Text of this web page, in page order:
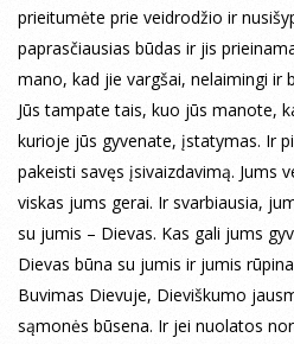
prieitumėte prie veidrodžio ir
paprasčiausias būdas ir jis
mano, kad jie vargšai, nelaimingi ir
Jūs tampate tais, kuo jūs manote,
kurioje jūs gyvenate, įstatymas. Ir
pakeisti savęs įsivaizdavimą. Jums
viskas jums gerai. Ir svarbiausia,
su jumis – Dievas. Kas gali jums
Dievas būna su jumis ir jumis
Buvimas Dievuje, Dieviškumo
sąmonės būsena. Ir jei nuolatos